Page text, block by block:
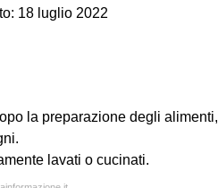
18 luglio 2022
la preparazione degli alimenti,
lavati o cucinati.